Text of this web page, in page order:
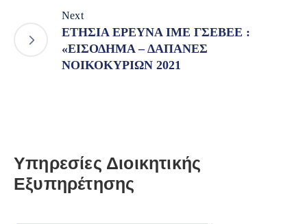
Next
ΕΤΗΣΙΑ ΕΡΕΥΝΑ ΙΜΕ ΓΣΕΒΕΕ :
«ΕΙΣΟΔΗΜΑ – ΔΑΠΑΝΕΣ
ΝΟΙΚΟΚΥΡΙΩΝ 2021
Υπηρεσίες Διοικητικής
Εξυπηρέτησης